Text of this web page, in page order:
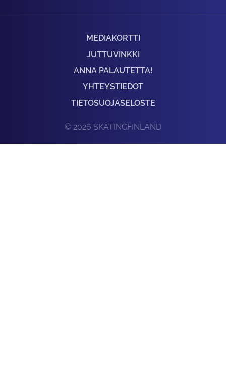
MEDIAKORTTI
JUTTUVINKKI
ANNA PALAUTETTA!
YHTEYSTIEDOT
TIETOSUOJASELOSTE
© 2026 SKATINGFINLAND